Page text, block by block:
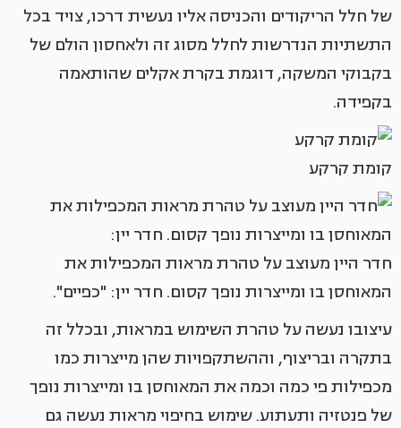
של חלל הריקודים והכניסה אליו נעשית דרכו, צויד בכל
התשתיות הנדרשות לחלל מסוג זה ולאחסון הולם של
בקבוקי המשקה, דוגמת בקרת אקלים שהותאמה
בקפידה.
קומת קרקע
חדר היין מעוצב על טהרת מראות המכפילות את
המאוחסן בו ומייצרות נופך קסום. חדר יין: "כפיים".
עיצובו נעשה על טהרת השימוש במראות, ובכלל זה
בתקרה ובריצוף, וההשתקפויות שהן מייצרות כמו
מכפילות פי כמה וכמה את המאוחסן בו ומייצרות נופך
של פנטזיה ותעתוע. שימוש בחיפוי מראות נעשה גם